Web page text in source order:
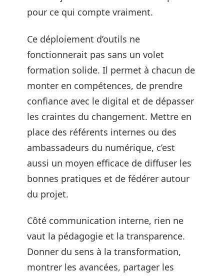
pour ce qui compte vraiment.
Ce déploiement d’outils ne
fonctionnerait pas sans un volet
formation solide. Il permet à chacun de
monter en compétences, de prendre
confiance avec le digital et de dépasser
les craintes du changement. Mettre en
place des référents internes ou des
ambassadeurs du numérique, c’est
aussi un moyen efficace de diffuser les
bonnes pratiques et de fédérer autour
du projet.
Côté communication interne, rien ne
vaut la pédagogie et la transparence.
Donner du sens à la transformation,
montrer les avancées, partager les